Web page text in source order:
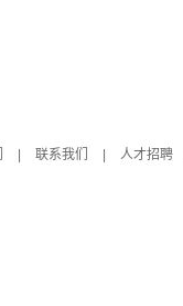
联系我们 人才招聘